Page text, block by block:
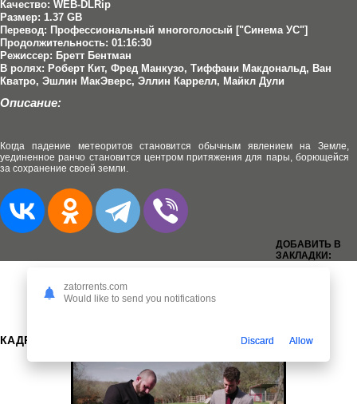
Качество: WEB-DLRip
Размер: 1.37 GB
Перевод: Профессиональный многоголосый ["Синема УС"]
Продолжительность: 01:16:30
Режиссер: Бретт Бентман
В ролях: Роберт Кит, Фред Манкузо, Тиффани Макдональд, Ван
Кватро, Эшлин МакЭверс, Эллин Каррелл, Майкл Дули
Описание:
Когда падение метеоритов становится обычным явлением на Земле,
уединенное ранчо становится центром притяжения для пары, борющейся
за сохранение своей земли.
ДОБАВИТЬ В
ЗАКЛАДКИ:
КАДРЫ:
zatorrents.com
Would like to send you notifications
Discard Allow